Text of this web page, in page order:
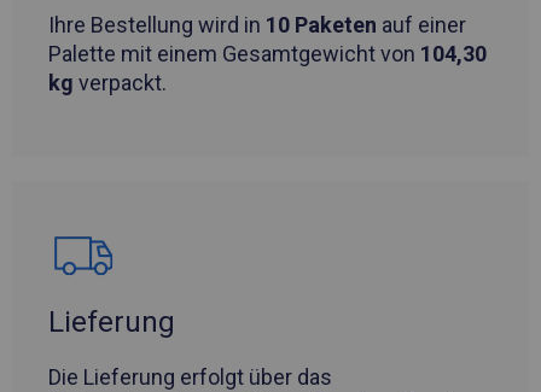
Ihre Bestellung wird in 10 Paketen auf einer
Palette mit einem Gesamtgewicht von 104,30
kg verpackt.
Lieferung
Die Lieferung erfolgt über das